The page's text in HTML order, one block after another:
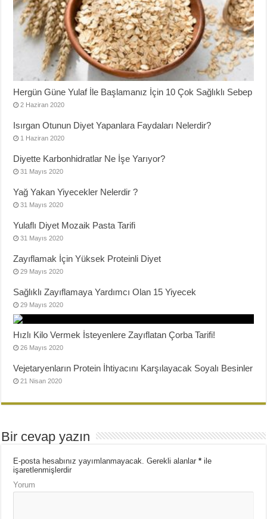
Hergün Güne Yulaf İle Başlamanız İçin 10 Çok Sağlıklı Sebep
2 Haziran 2020
Isırgan Otunun Diyet Yapanlara Faydaları Nelerdir?
1 Haziran 2020
Diyette Karbonhidratlar Ne İşe Yarıyor?
31 Mayıs 2020
Yağ Yakan Yiyecekler Nelerdir ?
31 Mayıs 2020
Yulaflı Diyet Mozaik Pasta Tarifi
31 Mayıs 2020
Zayıflamak İçin Yüksek Proteinli Diyet
29 Mayıs 2020
Sağlıklı Zayıflamaya Yardımcı Olan 15 Yiyecek
29 Mayıs 2020
Hızlı Kilo Vermek İsteyenlere Zayıflatan Çorba Tarifi!
26 Mayıs 2020
Vejetaryenların Protein İhtiyacını Karşılayacak Soyalı Besinler
21 Nisan 2020
Bir cevap yazın
E-posta hesabınız yayımlanmayacak. Gerekli alanlar* ile
işaretlenmişlerdir
Yorum